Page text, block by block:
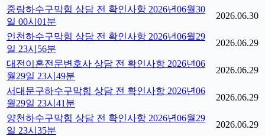
중랑하수구막힘 상담 전 확인사항 2026년06월30
일 00시01분
2026.06.30
인천하수구막힘 상담 전 확인사항 2026년06월29
일 23시56분
2026.06.29
대전이혼전문변호사 상담 전 확인사항 2026년06
월29일 23시49분
2026.06.29
서대문구하수구막힘 상담 전 확인사항 2026년06
월29일 23시41분
2026.06.29
양천하수구막힘 상담 전 확인사항 2026년06월29
일 23시35분
2026.06.29